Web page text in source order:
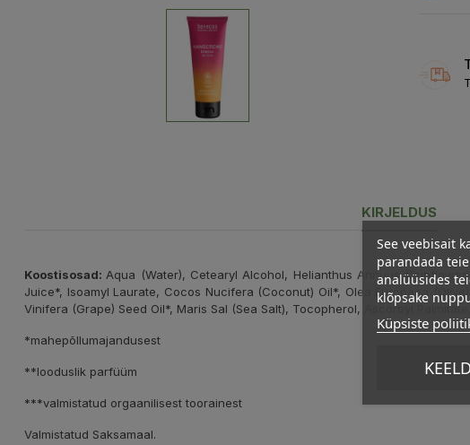
KIRJELDUS
Koostisosad: Aqua (Water), Cetearyl Alcohol, Helianthus Annuus
Juice*, Isoamyl Laurate, Cocos Nucifera (Coconut) Oil*, Olea Europaea
Vinifera (Grape) Seed Oil*, Maris Sal (Sea Salt), Tocopherol, Ascorbyl
*mahepõllumajandusest
**looduslik parfüüm
***valmistatud orgaanilisest toorainest
Valmistatud Saksamaal.
See veebisait
parandada
analüüsides
klõpsake
Küpsiste